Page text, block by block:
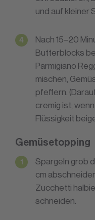
und auf kleiner
Nach 15–20
Butterblocks
Parmigiano
mischen,
pfeffern.
cremig ist;
Flüssigkeit
Gemüsetopping
Spargeln grob
cm
Zucchetti
schneiden.